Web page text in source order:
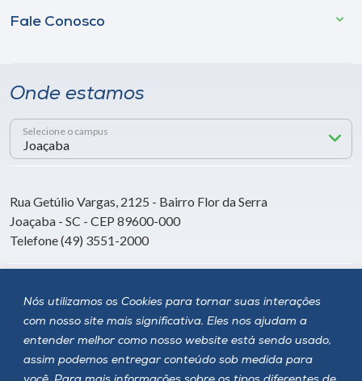
Nós utilizamos os Cookies para tornar suas interações
com nosso site mais significativa. Eles nos ajudam a
entender melhor como nosso website está sendo usado,
assim podemos entregar conteúdo sob medida para
Fale Conosco
Onde estamos
Selecione o campus
Rua Getúlio Vargas, 2125 - Bairro Flor da Serra
Joaçaba - SC - CEP 89600-000
Telefone (49) 3551-2000
Siga a Unoesc